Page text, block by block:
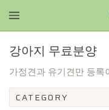
강아지 무료분양
가정견과 유기견만 등록